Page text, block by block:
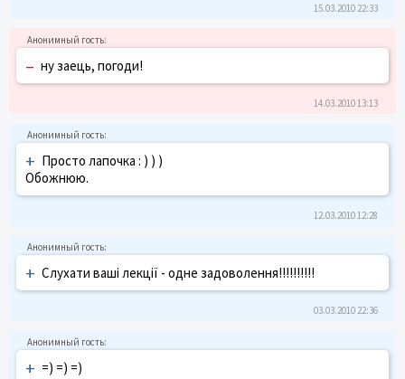
15.03.2010 22:33
– ну заець, погоди!
14.03.2010 13:13
+ Просто лапочка : ) ) )
Обожнюю.
12.03.2010 12:28
+ Слухати ваші лекції - одне задоволення!!!!!!!!!!
03.03.2010 22:36
+ =) =) =)